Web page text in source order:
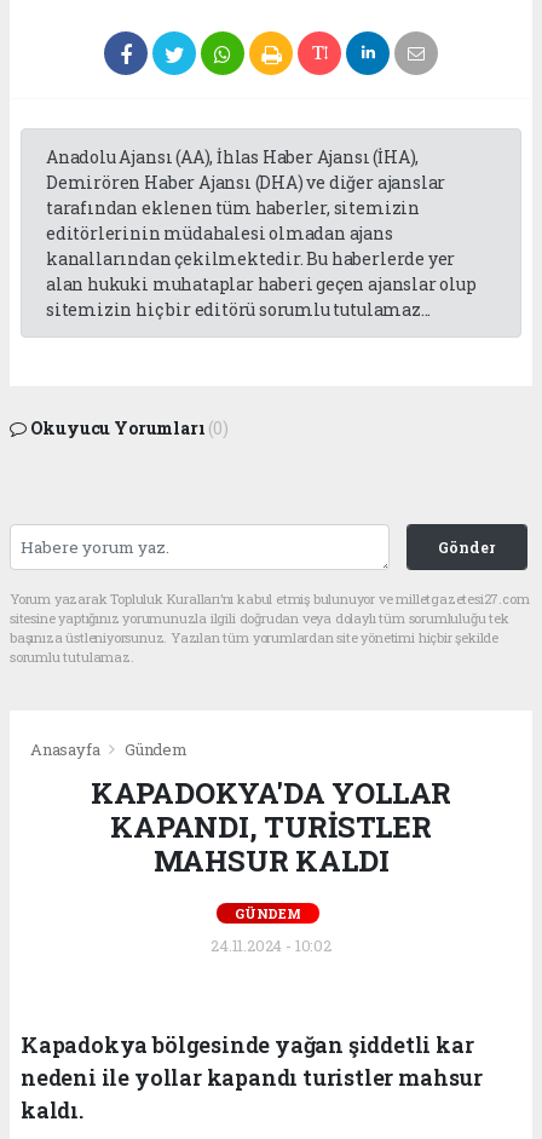
Anadolu Ajansı (AA), İhlas Haber Ajansı (İHA),
Demirören Haber Ajansı (DHA) ve diğer ajanslar
tarafından eklenen tüm haberler, sitemizin
editörlerinin müdahalesi olmadan ajans
kanallarından çekilmektedir. Bu haberlerde yer
alan hukuki muhataplar haberi geçen ajanslar olup
sitemizin hiç bir editörü sorumlu tutulamaz...
Okuyucu Yorumları (0)
Gönder
Yorum yazarak Topluluk Kuralları’nı kabul etmiş bulunuyor ve milletgazetesi27.com
sitesine yaptığınız yorumunuzla ilgili doğrudan veya dolaylı tüm sorumluluğu tek
başınıza üstleniyorsunuz. Yazılan tüm yorumlardan site yönetimi hiçbir şekilde
sorumlu tutulamaz.
Anasayfa Gündem
KAPADOKYA'DA YOLLAR
KAPANDI, TURİSTLER
MAHSUR KALDI
GÜNDEM
24.11.2024 - 10:02
Kapadokya bölgesinde yağan şiddetli kar
nedeni ile yollar kapandı turistler mahsur
kaldı.